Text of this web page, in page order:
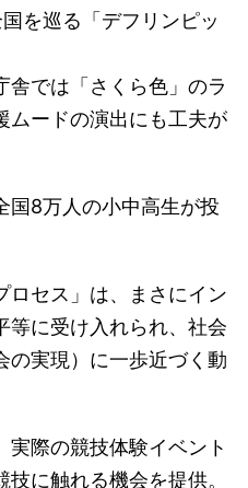
を巡る「デフリンピッ
舎では「さくら色」のラ
ムードの演出にも工夫が
国8万人の小中高生が投
ロセス」は、まさにイン
等に受け入れられ、社会
の実現）に一歩近づく動
実際の競技体験イベント
に触れる機会を提供。